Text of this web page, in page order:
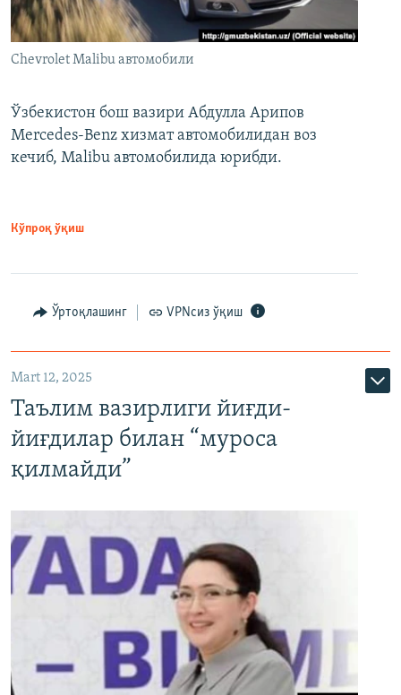
Chevrolet Malibu автомобили
Ўзбекистон бош вазири Абдулла Арипов
Mercedes-Benz хизмат автомобилидан воз
кечиб, Malibu автомобилида юрибди.
Кўпроқ ўқиш
Ўртоқлашинг VPNсиз ўқиш
Mart 12, 2025
Таълим вазирлиги йиғди-
йиғдилар билан “муроса
қилмайди”